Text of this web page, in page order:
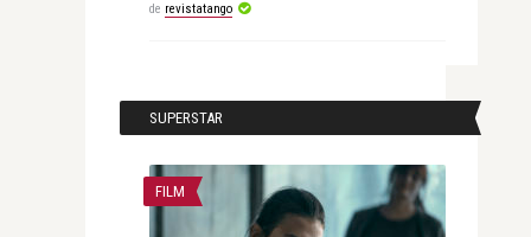
de revistatango
SUPERSTAR
FILM